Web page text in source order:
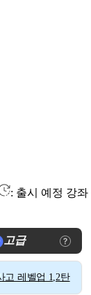
: 출시 예정 강좌
고급
고 레벨업 1,2탄